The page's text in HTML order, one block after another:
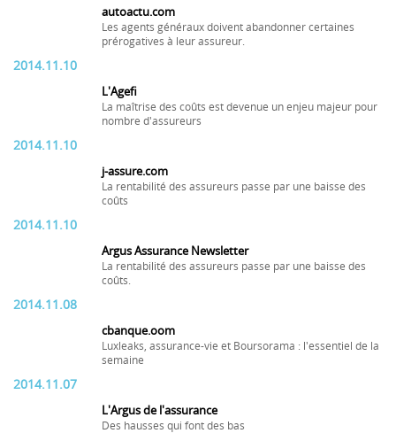
autoactu.com
Les agents généraux doivent abandonner certaines
prérogatives à leur assureur.
2014.11.10
L'Agefi
La maîtrise des coûts est devenue un enjeu majeur pour
nombre d'assureurs
2014.11.10
j-assure.com
La rentabilité des assureurs passe par une baisse des
coûts
2014.11.10
Argus Assurance Newsletter
La rentabilité des assureurs passe par une baisse des
coûts.
2014.11.08
cbanque.oom
Luxleaks, assurance-vie et Boursorama : l'essentiel de la
semaine
2014.11.07
L'Argus de l'assurance
Des hausses qui font des bas